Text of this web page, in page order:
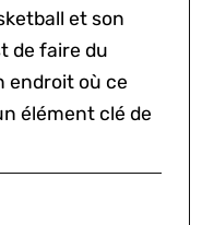
et son
de faire du
endroit où ce
élément clé de